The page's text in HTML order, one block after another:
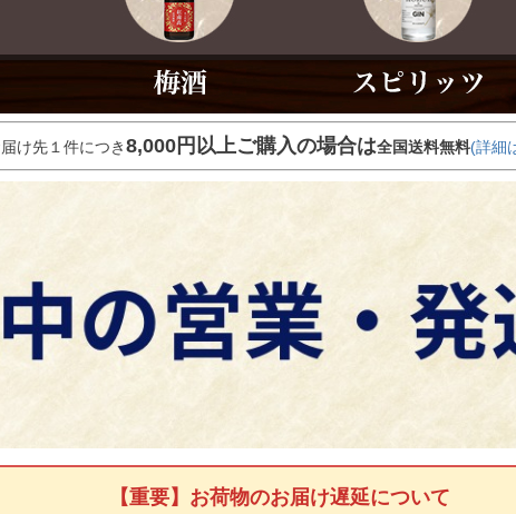
け先１件につき8,000円以上ご購入の場合は全国送料無料(詳細
【重要】お荷物のお届け遅延について